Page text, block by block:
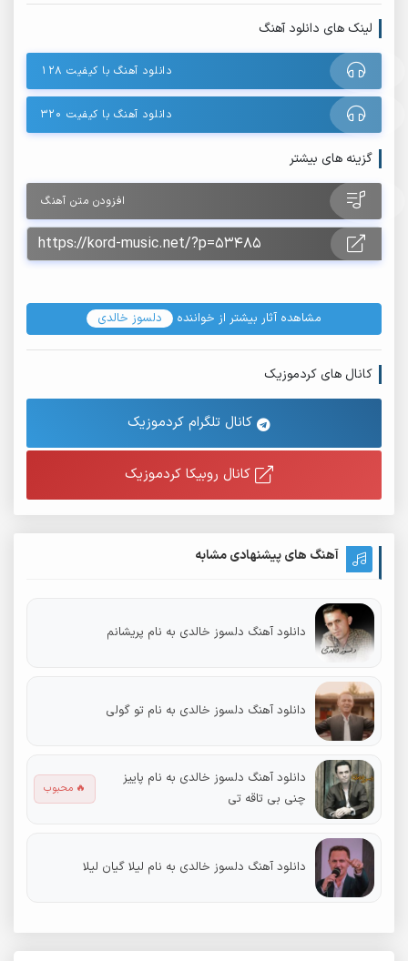
لینک های دانلود آهنگ
دانلود آهنگ با کیفیت ۱۲۸
دانلود آهنگ با کیفیت ۳۲۰
گزینه های بیشتر
افزودن متن آهنگ
مشاهده آثار بیشتر از خواننده دلسوز خالدی
کانال های کردموزیک
کانال تلگرام کردموزیک
کانال روبیکا کردموزیک
آهنگ های پیشنهادی مشابه
دانلود آهنگ دلسوز خالدی به نام پریشانم
دانلود آهنگ دلسوز خالدی به نام تو گولی
دانلود آهنگ دلسوز خالدی به نام پاییز
چنی بی تاقه تی
🔥 محبوب
دانلود آهنگ دلسوز خالدی به نام لیلا گیان لیلا